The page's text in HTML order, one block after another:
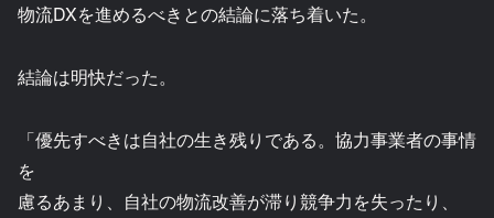
物流DXを進めるべきとの結論に落ち着いた。
結論は明快だった。
「優先すべきは自社の生き残りである。協力事業者の事情
を
慮るあまり、自社の物流改善が滞り競争力を失ったり、